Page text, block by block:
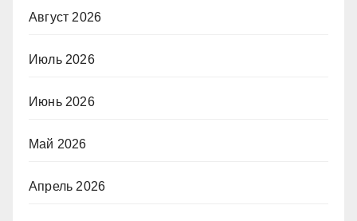
Август 2026
Июль 2026
Июнь 2026
Май 2026
Апрель 2026